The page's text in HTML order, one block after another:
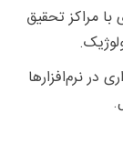
مراکز تحقیق
نرم‌افزارها